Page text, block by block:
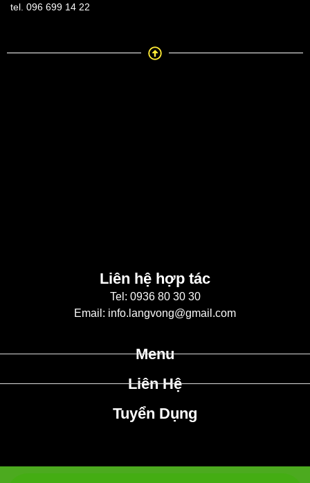
tel. 096 699 14 22
Liên hệ hợp tác
Tel: 0936 80 30 30
Email: info.langvong@gmail.com
Menu
Liên Hệ
Tuyển Dụng